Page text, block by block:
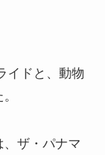
イドと、動物
ザ・パナマ